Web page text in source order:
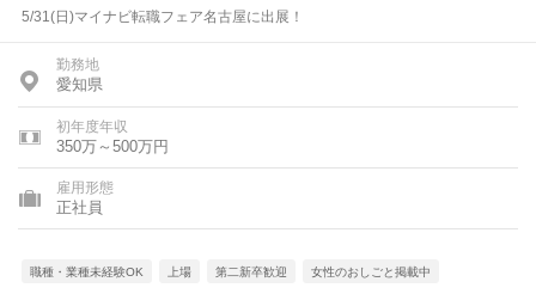
5/31(日)マイナビ転職フェア名古屋に出展！
勤務地
愛知県
初年度年収
350万～500万円
雇用形態
正社員
職種・業種未経験OK 上場 第二新卒歓迎 女性のおしごと掲載中